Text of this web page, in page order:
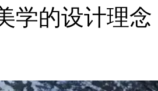
学的设计理